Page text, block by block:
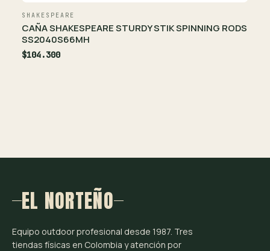
SHAKESPEARE
CAÑA SHAKESPEARE STURDY STIK SPINNING RODS
SS2040S66MH
$104.300
EL NORTEÑO
Equipo outdoor profesional desde 1987. Tres
tiendas físicas en Colombia y atención por